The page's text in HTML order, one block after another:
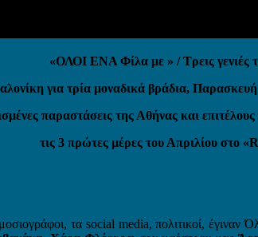
«ΟΛΟΙ ΕΝΑ Φίλα με » / Τρεις γενιές
για τρία μοναδικά βράδια,
παραστάσεις της Αθήνας και
τις 3 πρώτες μέρες του Απριλίου στο
τα social media, πολιτικοί,